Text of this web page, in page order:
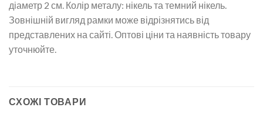
діаметр 2 см. Колір металу: нікель та темний нікель.
Зовнішній вигляд рамки може відрізнятись від
представлених на сайті. Оптові ціни та наявність товару
уточнюйте.
СХОЖІ ТОВАРИ